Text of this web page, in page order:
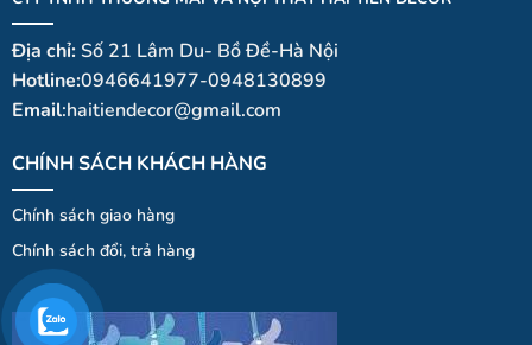
Địa chỉ:Số 21 Lâm Du- Bồ Đề-Hà Nội
Hotline:0946641977-0948130899
Email:haitiendecor@gmail.com
CHÍNH SÁCH KHÁCH HÀNG
Chính sách giao hàng
Chínhsáchđổi, trả hàng